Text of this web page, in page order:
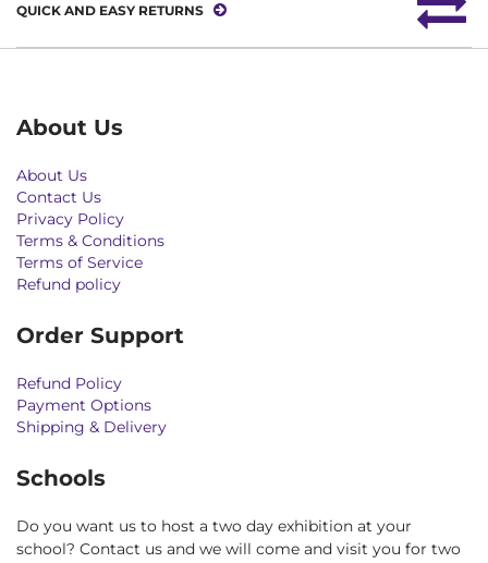
QUICK AND EASY RETURNS
About Us
About Us
Contact Us
Privacy Policy
Terms & Conditions
Terms of Service
Refund policy
Order Support
Refund Policy
Payment Options
Shipping & Delivery
Schools
Do you want us to host a two day exhibition at your
school? Contact us and we will come and visit you for two